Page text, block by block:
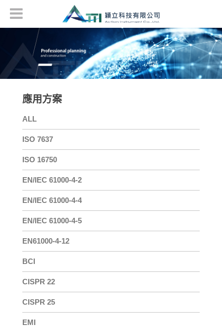
應用方案
ALL
ISO 7637
ISO 16750
EN/IEC 61000-4-2
EN/IEC 61000-4-4
EN/IEC 61000-4-5
EN61000-4-12
BCI
CISPR 22
CISPR 25
EMI